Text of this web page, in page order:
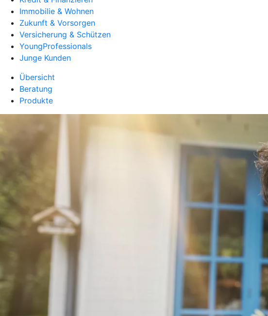
Immobilie & Wohnen
Zukunft & Vorsorgen
Versicherung & Schützen
YoungProfessionals
Junge Kunden
Übersicht
Beratung
Produkte